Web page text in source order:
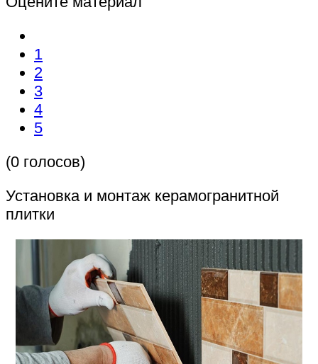
1
2
3
4
5
(0 голосов)
Установка и монтаж керамогранитной
плитки